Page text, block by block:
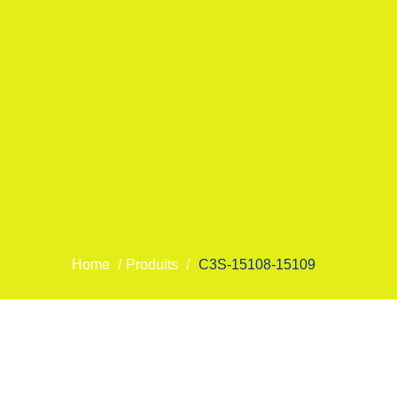
Home / Produits / C3S-15108-15109